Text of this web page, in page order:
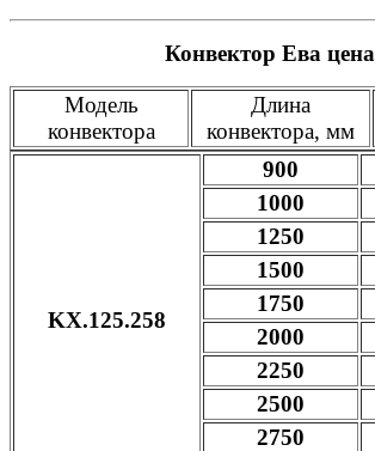
Конвектор Ева цена
Модель
конвектора
Длина
конвектора, мм
KX.125.258
900
1000
1250
1500
1750
2000
2250
2500
2750